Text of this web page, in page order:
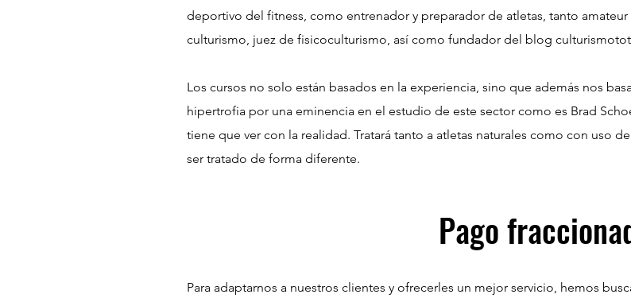
deportivo del fitness, como entrenador y preparador de atletas, tanto
culturismo, juez de fisicoculturismo, así como fundador del blog
Los cursos no solo están basados en la experiencia, sino que además nos
hipertrofia por una eminencia en el estudio de este sector como es Brad
tiene que ver con la realidad. Tratará tanto a atletas naturales como con uso
ser tratado de forma diferente.
Pago
Para adaptarnos a nuestros clientes y ofrecerles un mejor servicio, hemos